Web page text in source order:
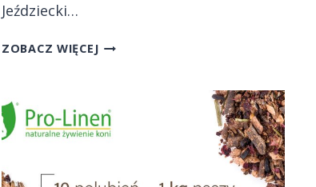
Jeździecki…
ZOBACZ WIĘCEJFINAŁ
JEŹDZIECKA
2019